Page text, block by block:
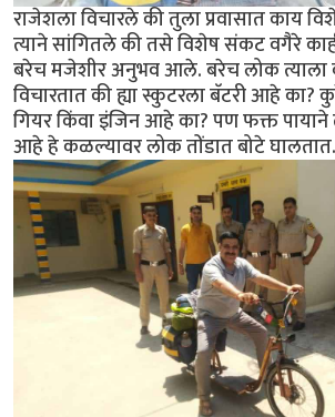
राजेशला विचारले की तुला प्रवासात काय
त्याने सांगितले की तसे विशेष संकट वगैरे
बरेच मजेशीर अनुभव आले. बरेच लोक त्याला
विचारतात की ह्या स्कुटरला बॅटरी आहे
गियर किंवा इंजिन आहे का? पण फक्त
आहे हे कळल्यावर लोक तोंडात बोटे घालतात.